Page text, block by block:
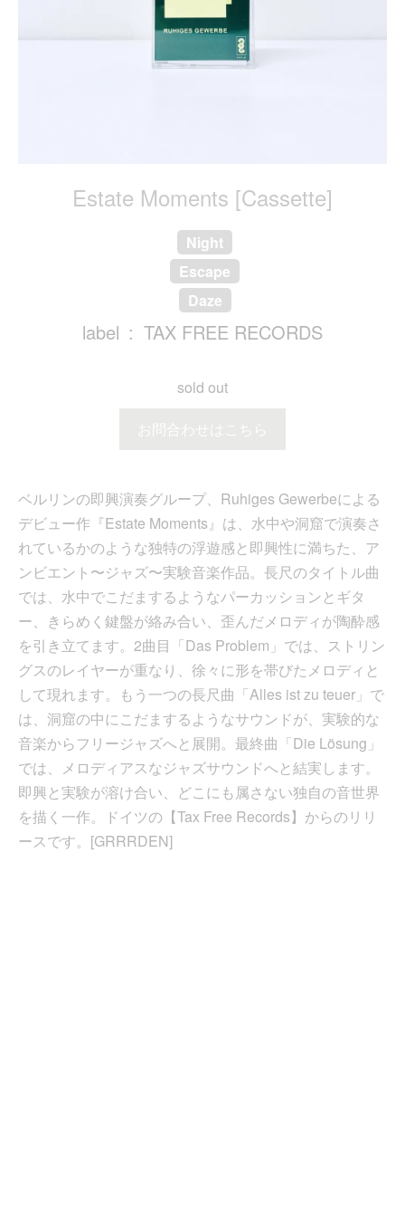
Estate Moments [Cassette]
Night
Escape
Daze
label TAX FREE RECORDS
sold out
お問合わせはこちら
ベルリンの即興演奏グループ、Ruhiges Gewerbeによる
デビュー作『Estate Moments』は、水中や洞窟で演奏さ
れているかのような独特の浮遊感と即興性に満ちた、ア
ンビエント〜ジャズ〜実験音楽作品。長尺のタイトル曲
では、水中でこだまするようなパーカッションとギタ
ー、きらめく鍵盤が絡み合い、歪んだメロディが陶酔感
を引き立てます。2曲目「Das Problem」では、ストリン
グスのレイヤーが重なり、徐々に形を帯びたメロディと
して現れます。もう一つの長尺曲「Alles ist zu teuer」で
は、洞窟の中にこだまするようなサウンドが、実験的な
音楽からフリージャズへと展開。最終曲「Die Lösung」
では、メロディアスなジャズサウンドへと結実します。
即興と実験が溶け合い、どこにも属さない独自の音世界
を描く一作。ドイツの【Tax Free Records】からのリリ
ースです。[GRRRDEN]